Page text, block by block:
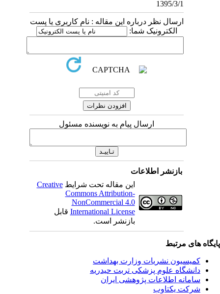
ارسال نظر درباره این مقاله : نام کاربری یا پست
الکترونیک شما:
ارسال پیام به نویسنده مسئول
بازنشر اطلاعات
این مقاله تحت شرایطCreative
Commons Attribution-
NonCommercial 4.0
International Licenseقابل
بازنشر است.
مرتبط
نشریات وزارت بهداشت
علوم پزشکی تربت حیدریه
اطلاعات پژوهشی ایران
یکتاوب